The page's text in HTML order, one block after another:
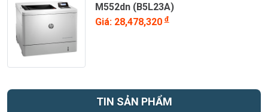
M552dn (B5L23A)
Giá: 28,478,320đ
TIN SẢN PHẨM